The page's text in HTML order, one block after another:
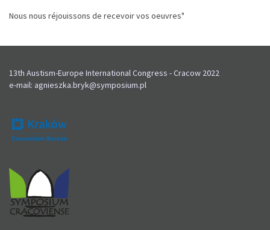
Nous nous réjouissons de recevoir vos oeuvres"
13th Austism-Europe International Congress - Cracow 2022
e-mail: agnieszka.bryk@symposium.pl